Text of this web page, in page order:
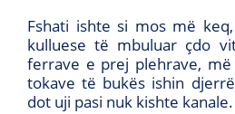
Fshati ishte si mos më
kulluese të mbuluar çdo
ferrave e prej plehrave,
tokave të bukës ishin
dot uji pasi nuk kishte kanale.